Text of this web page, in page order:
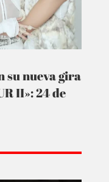
su nueva gira
II»: 24 de